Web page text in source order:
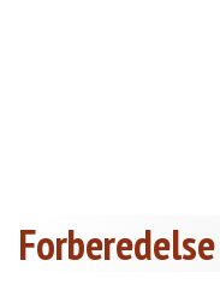
Forberedelse